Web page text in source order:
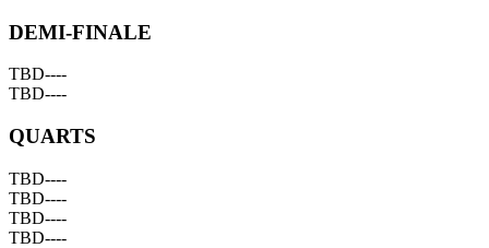
DEMI-FINALE
TBD----
TBD----
QUARTS
TBD----
TBD----
TBD----
TBD----